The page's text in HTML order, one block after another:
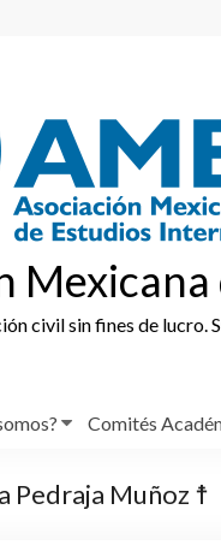
civil sin fines de
Comités
Pedraja Muñoz ☨